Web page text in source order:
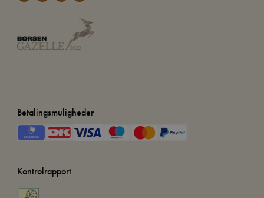
Betalingsmuligheder
Kontrolrapport